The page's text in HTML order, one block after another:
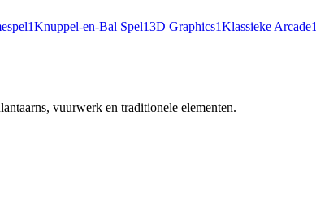
1Knuppel-en-Bal Spel13D Graphics1Klassieke Arcade1
vuurwerk en traditionele elementen.